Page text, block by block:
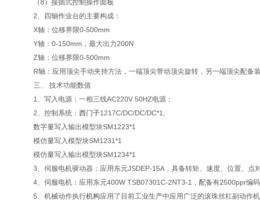
（8）接插式控制操作面板
2、四轴作业台的主要构成：
X轴：位移界限0-500mm
Y轴：0-150mm，最大出力200N
Z轴：位移界限0-500mm
R轴：应用顶尖手动夹持方法，一端顶尖带动顶尖旋转，另一端顶尖配备
三、 技术功能数值
1、写入电源：一相三线AC220V 50HZ电源；
2、控制系统：西门子1217C/DC/DC/DC*1;
数字量写入输出模型块SM1223*1
模仿量写入模型块SM1231*1
模仿量写入输出模型块SM1234*1
3、伺服电机驱动器：应用东元JSDEP-15A，具备转矩、速度、位置、点
4、伺服电机：应用东元400W TSB07301C-2NT3-1，配备有2500ppr编
5、机械动作执行机构应用了目前工业生产中应用广泛的滚珠丝杠副动作